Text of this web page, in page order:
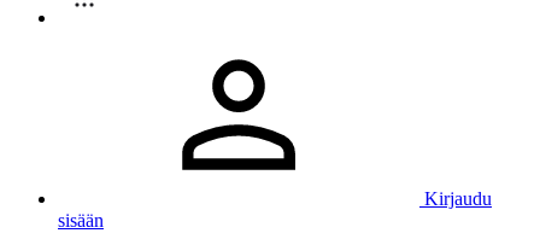
Kirjaudu
sisään